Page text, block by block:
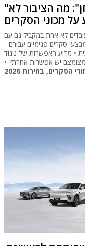
"יש יחסי תן וקח מתחת לשולחן": מה הציבור לא
על מכוני הסקרים
לא אחת במקביל גם עם
סקרים פנימיים עבורם -
• מדוע האפשרות של ניגוד
יש אפשרות אחרת? •